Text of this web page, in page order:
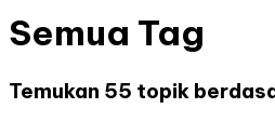
Semua Tag
Temukan 55 topik